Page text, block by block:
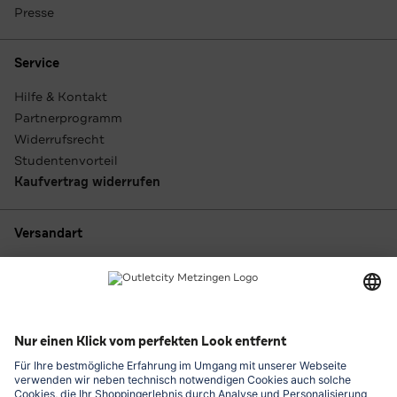
Presse
Service
Hilfe & Kontakt
Partnerprogramm
Widerrufsrecht
Studentenvorteil
Kaufvertrag widerrufen
Versandart